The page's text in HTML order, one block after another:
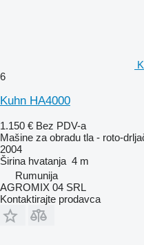
6
Kuhn HA4000
1.150 € Bez PDV-a
Mašine za obradu tla - roto-
2004
Širina hvatanja 4 m
Rumunija
AGROMIX 04 SRL
Kontaktirajte prodavca